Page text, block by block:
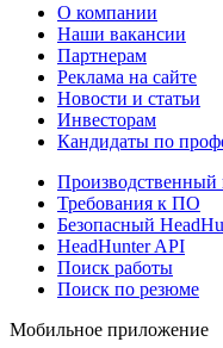
О компании
Наши вакансии
Партнерам
Реклама на сайте
Новости и статьи
Инвесторам
Кандидаты по
Производственный
Требования к ПО
Безопасный
HeadHunter API
Поиск работы
Поиск по резюме
Мобильное приложение